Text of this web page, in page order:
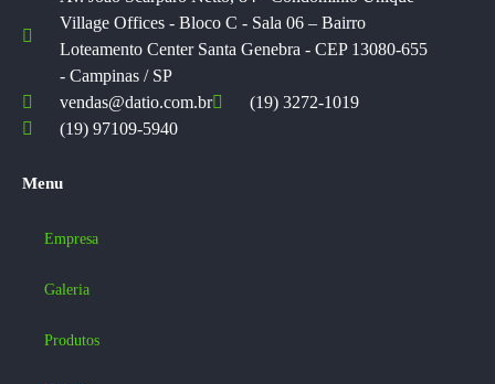
Village Offices - Bloco C - Sala 06 – Bairro
Loteamento Center Santa Genebra - CEP 13080-655
- Campinas / SP
vendas@datio.com.br
(19) 3272-1019
(19) 97109-5940
Menu
Empresa
Galeria
Produtos